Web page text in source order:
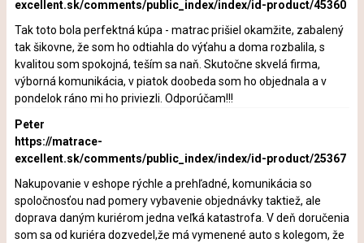
excellent.sk/comments/public_index/index/id-product/45360
Tak toto bola perfektná kúpa - matrac prišiel okamžite, zabalený
tak šikovne, že som ho odtiahla do výťahu a doma rozbalila, s
kvalitou som spokojná, teším sa naň. Skutočne skvelá firma,
výborná komunikácia, v piatok doobeda som ho objednala a v
pondelok ráno mi ho priviezli. Odporúčam!!!
Peter
https://matrace-
excellent.sk/comments/public_index/index/id-product/25367
Nakupovanie v eshope rýchle a prehľadné, komunikácia so
spoločnosťou nad pomery vybavenie objednávky taktiež, ale
doprava daným kuriérom jedna veľká katastrofa. V deň doručenia
som sa od kuriéra dozvedel,že má vymenené auto s kolegom, že